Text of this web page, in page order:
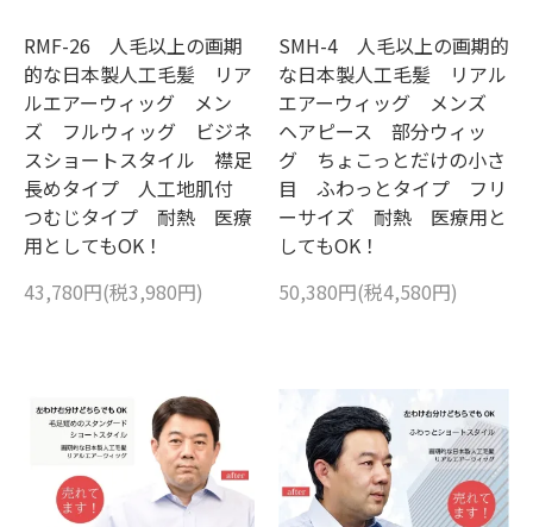
RMF-26 人毛以上の画期
的な日本製人工毛髪 リア
ルエアーウィッグ メン
ズ フルウィッグ ビジネ
スショートスタイル 襟足
長めタイプ 人工地肌付
つむじタイプ 耐熱 医療
用としてもOK！
43,780円(税3,980円)
SMH-4 人毛以上の画期的
な日本製人工毛髪 リアル
エアーウィッグ メンズ
ヘアピース 部分ウィッ
グ ちょこっとだけの小さ
目 ふわっとタイプ フリ
ーサイズ 耐熱 医療用と
してもOK！
50,380円(税4,580円)